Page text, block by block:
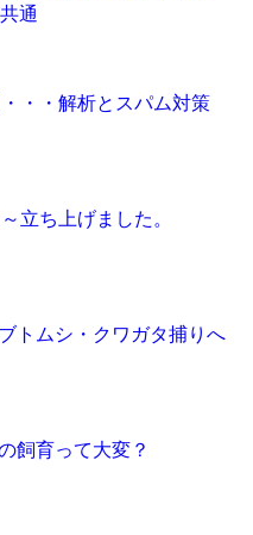
通
・・解析とスパム対策
立ち上げました。
トムシ・クワガタ捕りへ
飼育って大変？